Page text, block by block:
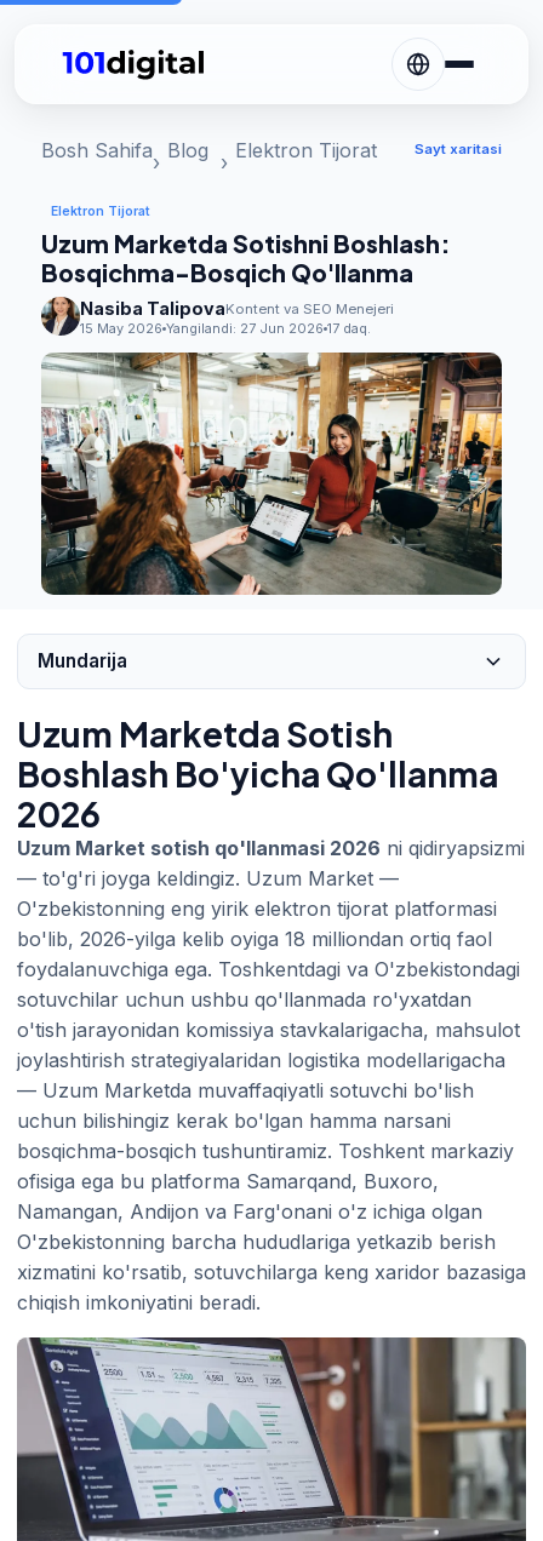
Bosh Sahifa Blog Elektron Tijorat Sayt xaritasi
Elektron Tijorat
Uzum Marketda Sotishni Boshlash:
Bosqichma-Bosqich Qo'llanma
Nasiba TalipovaKontent va SEO Menejeri
15 May 2026 Yangilandi: 27 Jun 2026 17 daq.
Mundarija
Uzum Marketda Sotish
Boshlash Bo'yicha Qo'llanma
2026
Uzum Market sotish qo'llanmasi 2026 ni qidiryapsizmi
— to'g'ri joyga keldingiz. Uzum Market —
O'zbekistonning eng yirik elektron tijorat platformasi
bo'lib, 2026-yilga kelib oyiga 18 milliondan ortiq faol
foydalanuvchiga ega. Toshkentdagi va O'zbekistondagi
sotuvchilar uchun ushbu qo'llanmada ro'yxatdan
o'tish jarayonidan komissiya stavkalarigacha, mahsulot
joylashtirish strategiyalaridan logistika modellarigacha
— Uzum Marketda muvaffaqiyatli sotuvchi bo'lish
uchun bilishingiz kerak bo'lgan hamma narsani
bosqichma-bosqich tushuntiramiz. Toshkent markaziy
ofisiga ega bu platforma Samarqand, Buxoro,
Namangan, Andijon va Farg'onani o'z ichiga olgan
O'zbekistonning barcha hududlariga yetkazib berish
xizmatini ko'rsatib, sotuvchilarga keng xaridor bazasiga
chiqish imkoniyatini beradi.